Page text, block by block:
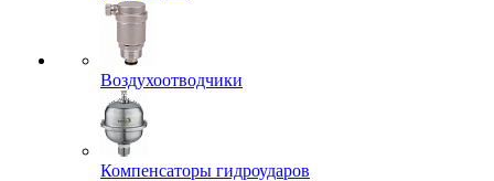
Воздухоотводчики
Компенсаторы гидроударов